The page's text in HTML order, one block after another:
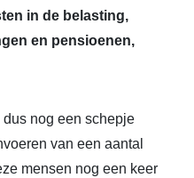
in de belasting,
en pensioenen,
nog een schepje
van een aantal
mensen nog een keer